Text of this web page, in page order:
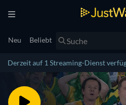
Neu Beliebt
Derzeit auf 1 Streaming-Dienst